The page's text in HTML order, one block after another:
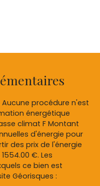
procédure n'est
énergétique
climat F Montant
d'énergie pour
des prix de l'énergie
€. Les
ce bien est
Géorisques :